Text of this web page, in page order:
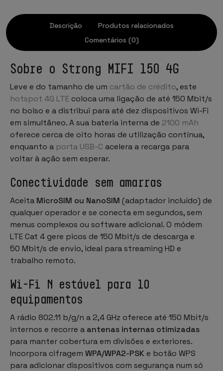
Descrição
Produtos relacionados
Comentários (0)
Sobre o Strong MIFI 150 4G
Leve e do tamanho de um cartão de crédito, este
hotspot 4G LTE coloca uma ligação de até 150 Mbit/s
no bolso e a distribui para até dez dispositivos Wi-Fi
em simultâneo. A sua bateria interna de 2100 mAh
oferece cerca de oito horas de utilização contínua,
enquanto a porta USB-C acelera a recarga para
voltar à ação sem esperar.
Conectividade sem amarras
Aceita MicroSIM ou NanoSIM (adaptador incluído) de
qualquer operador e se conecta em segundos, sem
menus complexos ou software adicional. O módem
LTE Cat 4 gere picos de 150 Mbit/s de descarga e
50 Mbit/s de envio, ideal para streaming HD e
trabalho remoto.
Wi-Fi N estável para 10
equipamentos
A rádio 802.11 b/g/n a 2,4 GHz oferece até 150 Mbit/s
internos e recorre a antenas internas otimizadas
para manter cobertura em divisões e exteriores.
Incorpora cifragem WPA/WPA2-PSK e botão WPS
para adicionar dispositivos com segurança num só